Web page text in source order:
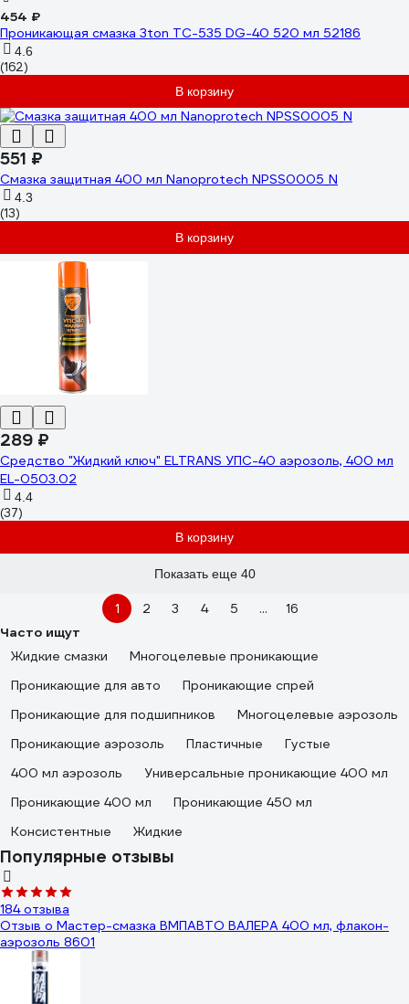
454 ₽
Проникающая смазка 3ton ТС-535 DG-40 520 мл 52186
4.6
(162)
В корзину
551 ₽
Смазка защитная 400 мл Nanoprotech NPSS0005_N
4.3
(13)
В корзину
289 ₽
Средство "Жидкий ключ" ELTRANS УПС-40 аэрозоль, 400 мл
EL-0503.02
4.4
(37)
В корзину
Показать еще 40
1 2 3 4 5 ...
16
Часто ищут
Жидкие смазки
Многоцелевые проникающие
Проникающие для авто
Проникающие спрей
Проникающие для подшипников
Многоцелевые аэрозоль
Проникающие аэрозоль
Пластичные
Густые
400 мл аэрозоль
Универсальные проникающие 400 мл
Проникающие 400 мл
Проникающие 450 мл
Консистентные
Жидкие
Популярные отзывы
184 отзыва
Отзыв о Мастер-смазка ВМПАВТО ВАЛЕРА 400 мл, флакон-
аэрозоль 8601